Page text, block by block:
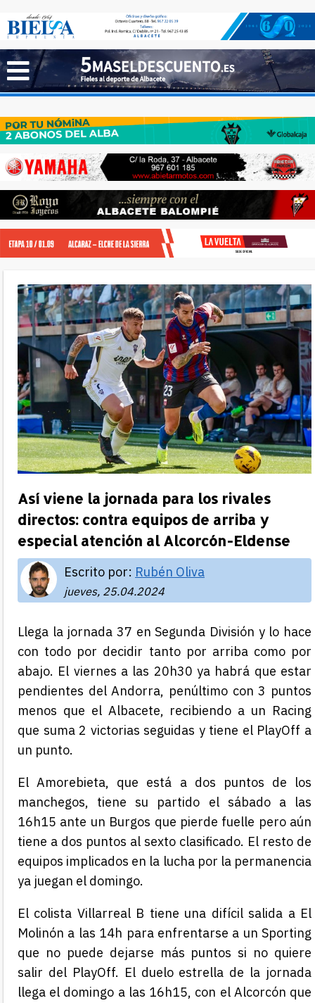
Así viene la jornada para los rivales
directos: contra equipos de arriba y
especial atención al Alcorcón-Eldense
Escrito por: Rubén Oliva
jueves, 25.04.2024
Llega la jornada 37 en Segunda División y lo hace
con todo por decidir tanto por arriba como por
abajo. El viernes a las 20h30 ya habrá que estar
pendientes del Andorra, penúltimo con 3 puntos
menos que el Albacete, recibiendo a un Racing
que suma 2 victorias seguidas y tiene el PlayOff a
un punto.
El Amorebieta, que está a dos puntos de los
manchegos, tiene su partido el sábado a las
16h15 ante un Burgos que pierde fuelle pero aún
tiene a dos puntos al sexto clasificado. El resto de
equipos implicados en la lucha por la permanencia
ya juegan el domingo.
El colista Villarreal B tiene una difícil salida a El
Molinón a las 14h para enfrentarse a un Sporting
que no puede dejarse más puntos si no quiere
salir del PlayOff. El duelo estrella de la jornada
llega el domingo a las 16h15, con el Alcorcón que